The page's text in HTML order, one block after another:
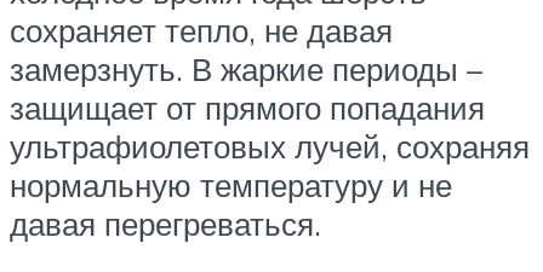
сохраняет тепло, не давая
замерзнуть. В жаркие периоды –
защищает от прямого попадания
ультрафиолетовых лучей, сохраняя
нормальную температуру и не
давая перегреваться.